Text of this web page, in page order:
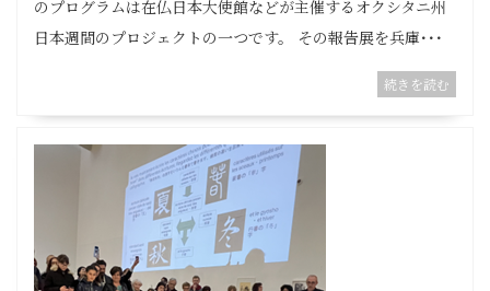
のプログラムは在仏日本大使館などが主催するオクシタニ州
日本週間のプロジェクトの一つです。 その報告展を兵庫･･･
続きを読む